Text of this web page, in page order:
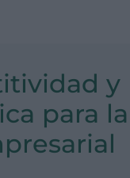
y
para la